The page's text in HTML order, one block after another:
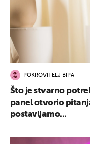
POKROVITELJ BIPA
Što je stvarno
panel otvorio
postavljamo...